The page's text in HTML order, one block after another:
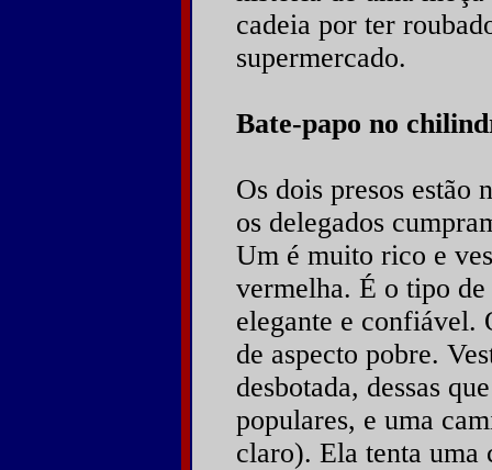
cadeia por ter
supermercado.
Bate-papo no
Os dois presos estão
os delegados
Um é muito rico e
vermelha. É o tipo
elegante e confiável.
de aspecto pobre.
desbotada, dessas
populares, e uma
claro). Ela tenta uma